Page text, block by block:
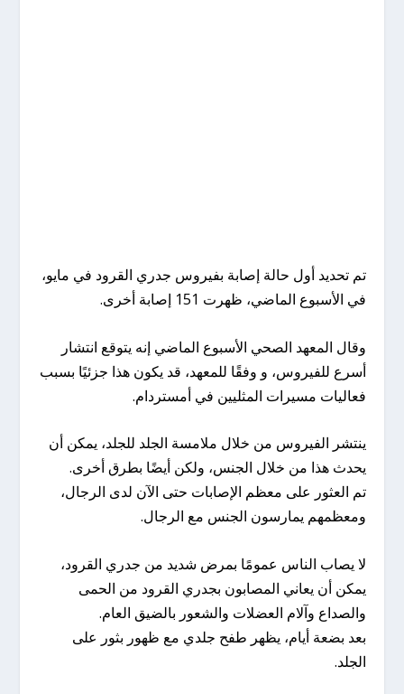
تم تحديد أول حالة إصابة بفيروس جدري القرود في مايو،
في الأسبوع الماضي، ظهرت 151 إصابة أخرى.
وقال المعهد الصحي الأسبوع الماضي إنه يتوقع انتشار
أسرع للفيروس، و وفقًا للمعهد، قد يكون هذا جزئيًا بسبب
فعاليات مسيرات المثليين في أمستردام.
ينتشر الفيروس من خلال ملامسة الجلد للجلد، يمكن أن
يحدث هذا من خلال الجنس، ولكن أيضًا بطرق أخرى.
تم العثور على معظم الإصابات حتى الآن لدى الرجال،
ومعظمهم يمارسون الجنس مع الرجال.
لا يصاب الناس عمومًا بمرض شديد من جدري القرود،
يمكن أن يعاني المصابون بجدري القرود من الحمى
والصداع وآلام العضلات والشعور بالضيق العام.
بعد بضعة أيام، يظهر طفح جلدي مع ظهور بثور على
الجلد.